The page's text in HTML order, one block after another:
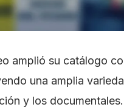
amplió su catálogo
una amplia
y los